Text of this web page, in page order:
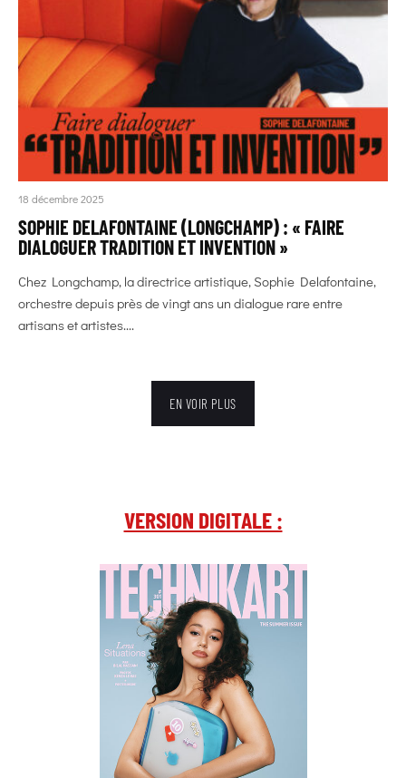
18 décembre 2025
SOPHIE DELAFONTAINE (LONGCHAMP) : « FAIRE
DIALOGUER TRADITION ET INVENTION »
Chez Longchamp, la directrice artistique, Sophie Delafontaine,
orchestre depuis près de vingt ans un dialogue rare entre
artisans et artistes....
EN VOIR PLUS
VERSION DIGITALE :